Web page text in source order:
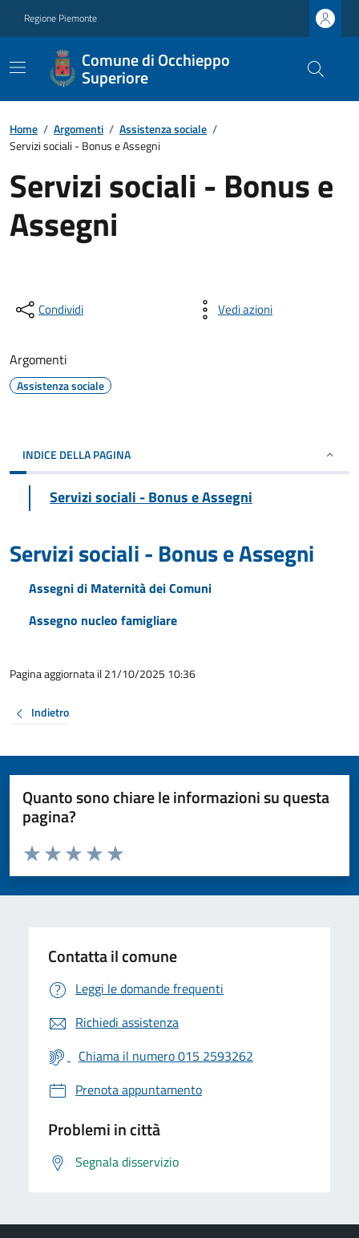
Regione Piemonte
Comune di Occhieppo
Superiore
Home / Argomenti / Assistenza sociale /
Servizi sociali - Bonus e Assegni
Servizi sociali - Bonus e
Assegni
Condividi Vedi azioni
Argomenti
Assistenza sociale
INDICE DELLA PAGINA
Servizi sociali - Bonus e Assegni
Servizi sociali - Bonus e Assegni
Assegni di Maternità dei Comuni
Assegno nucleo famigliare
Pagina aggiornata il 21/10/2025 10:36
Indietro
Quanto sono chiare le informazioni su questa
pagina?
Valuta da 1 a 5 stelle la pagina
Valuta 5 stelle su 5
Valuta 4 stelle su 5
Valuta 3 stelle su 5
Valuta 2 stelle su 5
Valuta 1 stelle su 5
Contatta il comune
Leggi le domande frequenti
Richiedi assistenza
Chiama il numero 015 2593262
Prenota appuntamento
Problemi in città
Segnala disservizio